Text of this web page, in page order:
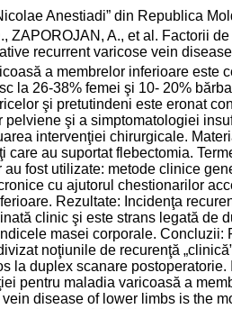
Anestiadi” din Republica
ZAPOROJAN, A., et al. Factorii
recurrent varicose vein
a membrelor inferioare
la 26-38% femei şi 10- 20%
şi pretutindeni este eronat
pelviene şi a simptomatologiei
intervenţiei chirurgicale.
care au suportat flebectomia.
fost utilizate: metode clinice
cu ajutorul chestionarilor
Rezultate: Incidenţa
clinic şi este strans legată de
masei corporale.
noţiunile de recurenţă
la duplex scanare
pentru maladia varicoasă a
disease of lower limbs is the